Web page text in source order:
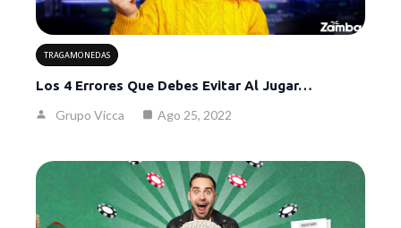
TRAGAMONEDAS
Los 4 Errores Que Debes Evitar Al Jugar…
Grupo Vicca
Ago 25, 2022